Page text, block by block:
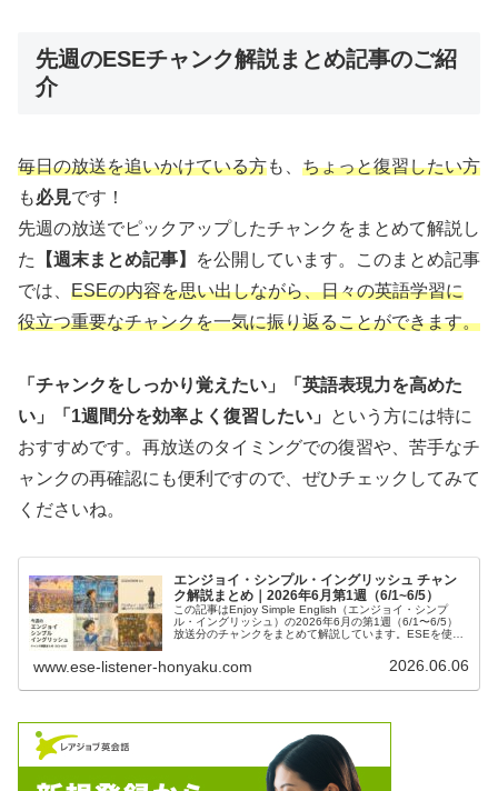
先週のESEチャンク解説まとめ記事のご紹
介
毎日の放送を追いかけている方も、 ちょっと復習したい方
も必見です！
先週の放送でピックアップしたチャンクをまとめて解説し
た
【週末まとめ記事】
を公開しています。このまとめ記事
では、 ESEの内容を思い出しながら、日々の英語学習に
役立つ重要なチャンクを一気に振り返ることができます。
「チャンクをしっかり覚えたい」「英語表現力を高めた
い」「1週間分を効率よく復習したい」
という方には特に
おすすめです。再放送のタイミングでの復習や、苦手なチ
ャンクの再確認にも便利ですので、ぜひチェックしてみて
くださいね。
エンジョイ・シンプル・イングリッシュ チャン
ク解説まとめ｜2026年6月第1週（6/1~6/5）
この記事はEnjoy Simple English（エンジョイ・シンプ
ル・イングリッシュ）の2026年6月の第1週（6/1〜6/5）
放送分のチャンクをまとめて解説しています。ESEを使っ
英会話を習得したい方などの英語学習をサポートするため
に記事を作成しています。テキストで本文を確認したい方
ESEの和訳、単語やチャンクの解説をしています。ぜひご
www.ese-listener-honyaku.com 2026.06.06